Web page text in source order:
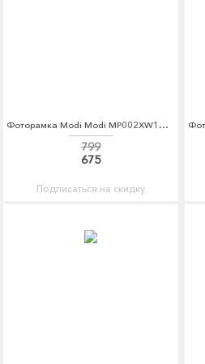
Фоторамка Modi Modi MP002XW1HLK7
799
675
Подписаться на скидку